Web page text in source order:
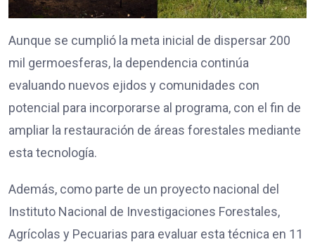
Aunque se cumplió la meta inicial de dispersar 200
mil germoesferas, la dependencia continúa
evaluando nuevos ejidos y comunidades con
potencial para incorporarse al programa, con el fin de
ampliar la restauración de áreas forestales mediante
esta tecnología.
Además, como parte de un proyecto nacional del
Instituto Nacional de Investigaciones Forestales,
Agrícolas y Pecuarias para evaluar esta técnica en 11